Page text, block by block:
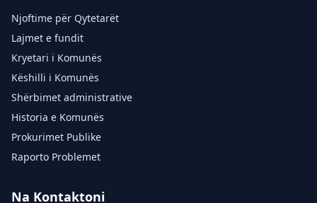
Njoftime për Qytetarët
Lajmet e fundit
Kryetari i Komunës
Këshilli i Komunës
Shërbimet administrative
Historia e Komunës
Prokurimet Publike
Raporto Problemet
Na Kontaktoni